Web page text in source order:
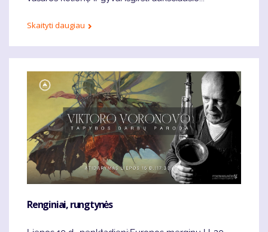
Skaityti daugiau
Renginiai, rungtynės